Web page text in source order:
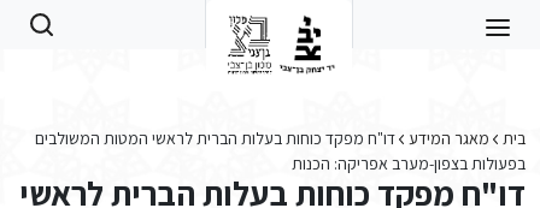
בית מאגר המידע
דו"ח מפקד כוחות בעלות הברית לראשי המטות המשולבים
בפעולות בצפון-מערב אפריקה: הכנות
דו"ח מפקד כוחות בעלות הברית לראשי